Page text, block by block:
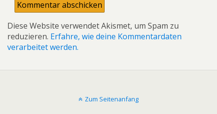
Diese Website verwendet Akismet, um Spam zu
reduzieren. Erfahre, wie deine Kommentardaten
verarbeitet werden.
Zum Seitenanfang